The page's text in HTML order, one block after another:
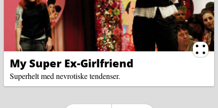
My Super Ex-Girlfriend
Superhelt med nevrotiske tendenser.